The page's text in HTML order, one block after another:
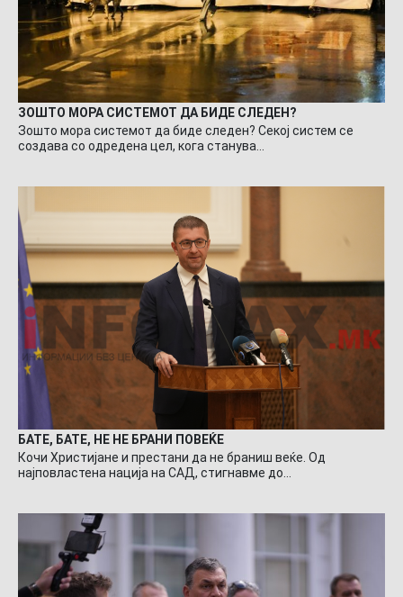
ЗОШТО МОРА СИСТЕМОТ ДА БИДЕ СЛЕДЕН?
Зошто мора системот да биде следен? Секој систем се
создава со одредена цел, кога станува…
БАТЕ, БАТЕ, НЕ НЕ БРАНИ ПОВЕЌЕ
Кочи Христијане и престани да не браниш веќе. Од
најповластена нација на САД, стигнавме до…